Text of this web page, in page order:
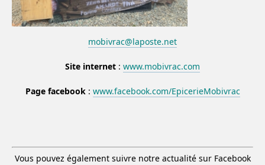
mobivrac@laposte.net
Site internet : www.mobivrac.com
Page facebook: www.facebook.com/EpicerieMobivrac
Vous pouvez également suivre notre actualité sur Facebook